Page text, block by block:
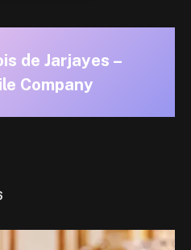
de Jarjayes –
Company